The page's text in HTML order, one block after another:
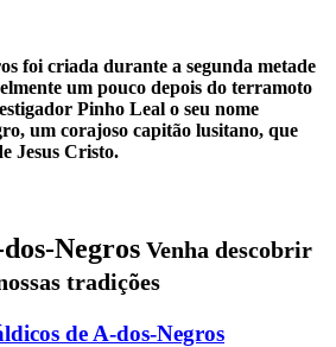
foi criada durante a segunda metade
um pouco depois do terramoto
Pinho Leal o seu nome
um corajoso capitão lusitano, que
Jesus Cristo.
Negros Venha descobrir
tradições
de A-dos-Negros